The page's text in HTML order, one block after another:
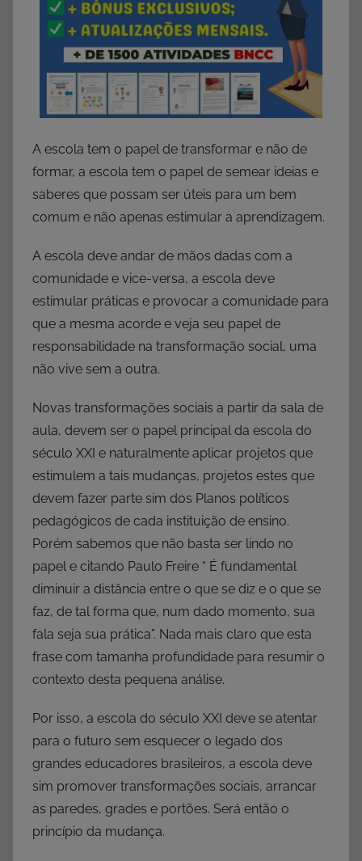
A escola tem o papel de transformar e não de
formar, a escola tem o papel de semear ideias e
saberes que possam ser úteis para um bem
comum e não apenas estimular a aprendizagem.
A escola deve andar de mãos dadas com a
comunidade e vice-versa, a escola deve
estimular práticas e provocar a comunidade para
que a mesma acorde e veja seu papel de
responsabilidade na transformação social, uma
não vive sem a outra.
Novas transformações sociais a partir da sala de
aula, devem ser o papel principal da escola do
século XXI e naturalmente aplicar projetos que
estimulem a tais mudanças, projetos estes que
devem fazer parte sim dos Planos políticos
pedagógicos de cada instituição de ensino.
Porém sabemos que não basta ser lindo no
papel e citando Paulo Freire “ É fundamental
diminuir a distância entre o que se diz e o que se
faz, de tal forma que, num dado momento, sua
fala seja sua prática”. Nada mais claro que esta
frase com tamanha profundidade para resumir o
contexto desta pequena análise.
Por isso, a escola do século XXI deve se atentar
para o futuro sem esquecer o legado dos
grandes educadores brasileiros, a escola deve
sim promover transformações sociais, arrancar
as paredes, grades e portões. Será então o
princípio da mudança.